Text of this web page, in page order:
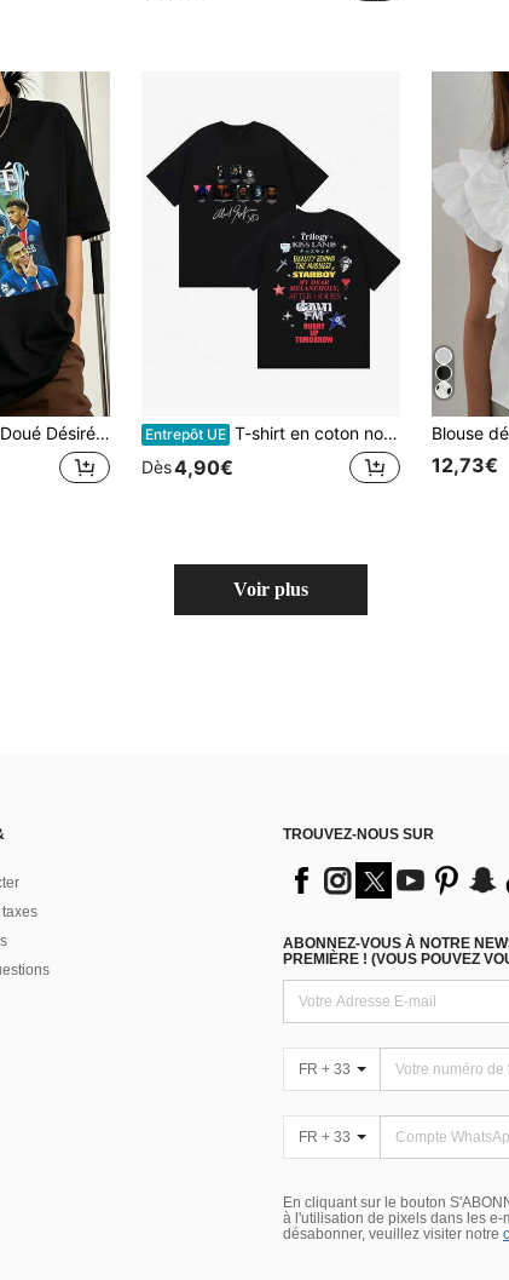
Maillot de football style collage, cadeau pour petit ami
Entrepôt UE T-shirt en coton noir double face The Weekndd XO, impression de collage d'album sur le devant, discographie/liste des chansons au dos, style Dark Pop. Tee-shirt graphique vintage streetwear.
Dès4,90€ 12,73€
Voir plus
taxes
TROUVEZ-NOUS SUR
ABONNEZ-VOUS À NOTRE
PREMIÈRE ! (VOUS POUVEZ
FR + 33
FR + 33
En cliquant sur le bouton
à l'utilisation de pixels dans les
désabonner, veuillez visiter notre